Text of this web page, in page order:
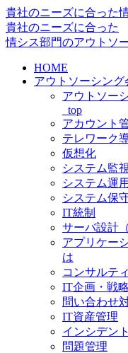
貴社のニーズに合った
貴社のニーズに合った
情シス部門のアウトソ
HOME
アウトソーシン
アウトソー
_top
アカウント
テレワーク
仮想化
システム監
システム運
システム保
IT統制
サーバ設計
アプリケー
は
コンサルテ
IT企画・戦
問い合わせ
IT資産管理
インシデン
問題管理